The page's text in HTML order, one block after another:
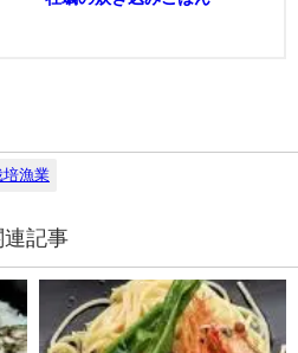
培漁業
連記事